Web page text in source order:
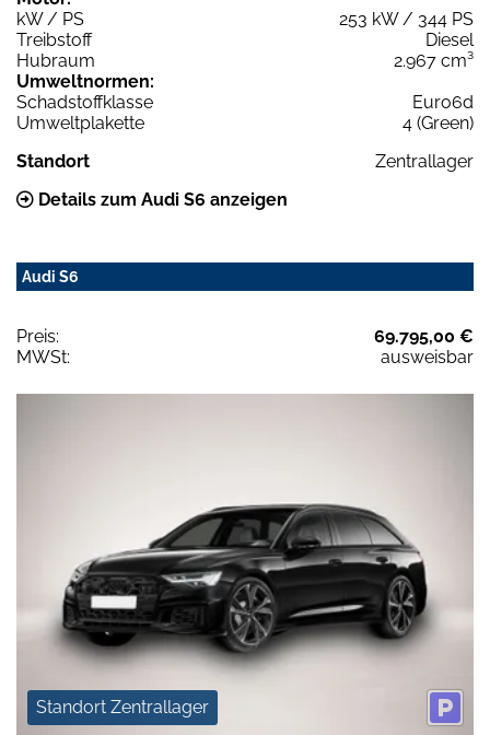
kW / PS
253 kW / 344 PS
Treibstoff
Diesel
Hubraum
2.967 cm³
Umweltnormen:
Schadstoffklasse
Euro6d
Umweltplakette
4 (Green)
Standort
Zentrallager
Details zum Audi S6 anzeigen
Audi S6
Preis:
69.795,00 €
MWSt:
ausweisbar
Standort Zentrallager